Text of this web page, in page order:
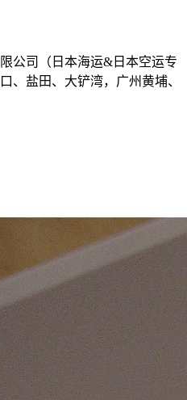
公司（日本海运&日本空运专
、盐田、大铲湾，广州黄埔、